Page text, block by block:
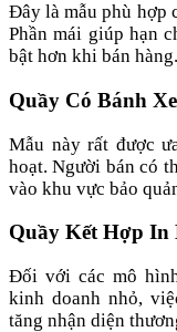
Đây là mẫu phù hợp
Phần mái giúp hạn
bật hơn khi bán hàng.
Quầy Có Bánh
Mẫu này rất được
hoạt. Người bán có
vào khu vực bảo
Quầy Kết Hợp In
Đối với các mô
kinh doanh nhỏ,
tăng nhận diện